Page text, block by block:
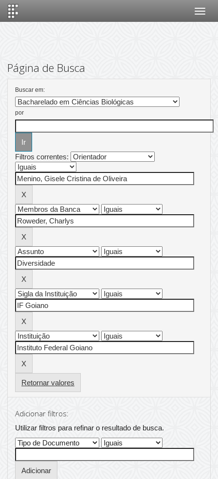
Página de Busca
Buscar em:
por
Filtros correntes:
Retornar valores
Adicionar filtros:
Utilizar filtros para refinar o resultado de busca.